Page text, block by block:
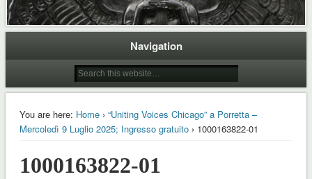
Navigation
You are here: Home› “Uniting Voices Chicago” a Porretta –
Mercoledì 9 Luglio 2025; Ingresso gratuito› 1000163822-01
1000163822-01